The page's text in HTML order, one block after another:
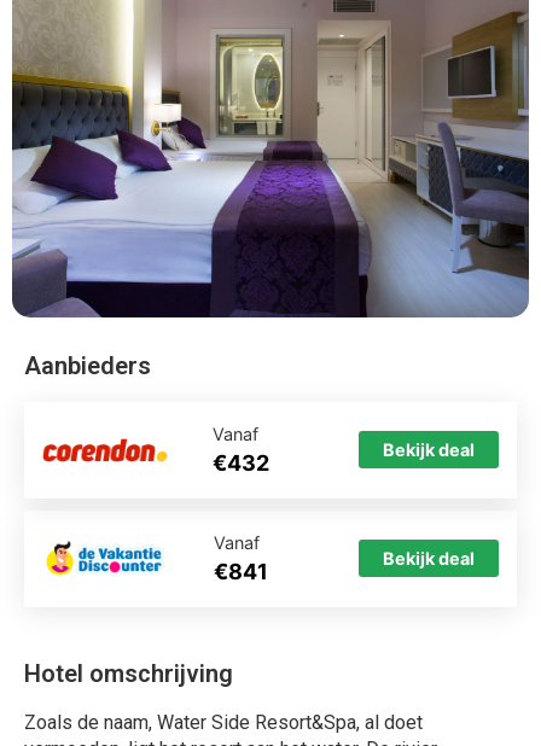
Hotel omschrijving
Zoals de naam, Water Side Resort&Spa, al doet
Aanbieders
Vanaf
€432 Bekijk deal
Vanaf
€841 Bekijk deal